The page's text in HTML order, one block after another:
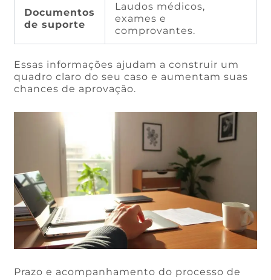
Documentos
de suporte
Laudos médicos,
exames e
comprovantes.
Essas informações ajudam a construir um
quadro claro do seu caso e aumentam suas
chances de aprovação.
Prazo e acompanhamento do processo de